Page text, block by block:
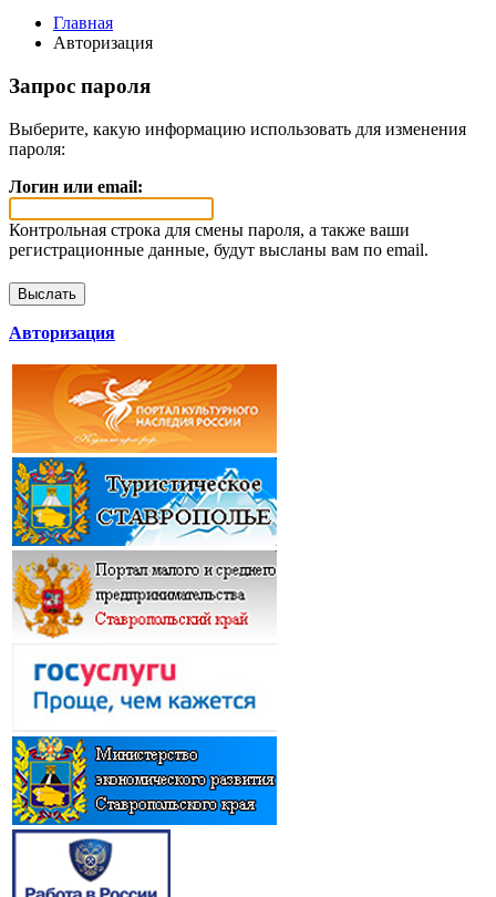
Главная
Авторизация
Запрос пароля
Выберите, какую информацию использовать для изменения
пароля:
Логин или email:
Контрольная строка для смены пароля, а также ваши
регистрационные данные, будут высланы вам по email.
Авторизация